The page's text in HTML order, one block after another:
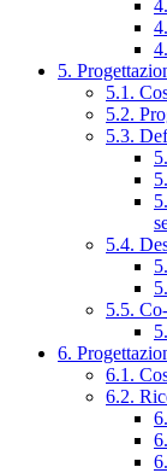
5.
5.1.
5.2.
5.3.
5.4.
5.5.
6.
6.1.
6.2.